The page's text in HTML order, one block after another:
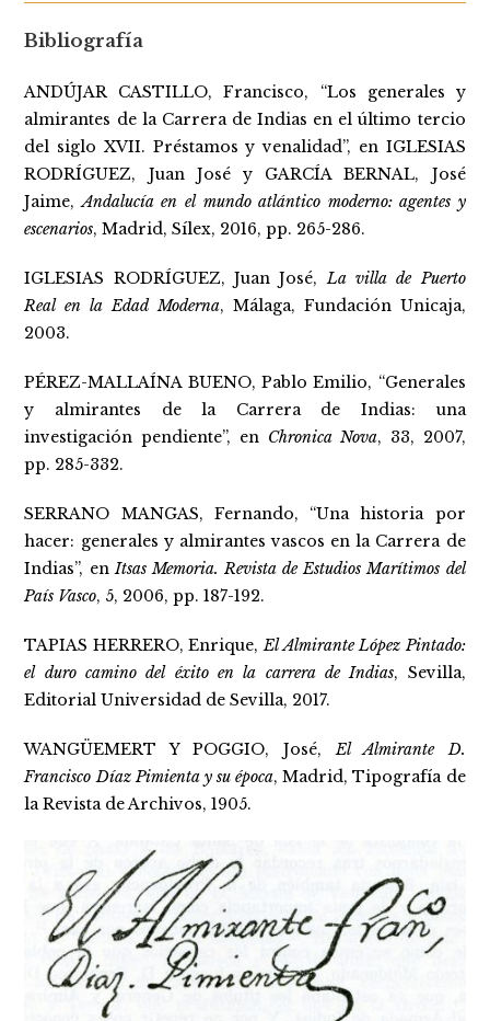
Bibliografía
ANDÚJAR CASTILLO, Francisco, “Los generales y
almirantes de la Carrera de Indias en el último tercio
del siglo XVII. Préstamos y venalidad”, en IGLESIAS
RODRÍGUEZ, Juan José y GARCÍA BERNAL, José
Jaime,Andalucía en el mundo atlántico moderno: agentes y
escenarios, Madrid, Sílex, 2016, pp. 265-286.
IGLESIAS RODRÍGUEZ, Juan José,La villa de Puerto
Real en la Edad Moderna, Málaga, Fundación Unicaja,
2003.
PÉREZ-MALLAÍNA BUENO, Pablo Emilio, “Generales
y almirantes de la Carrera de Indias: una
investigación pendiente”, en Chronica Nova, 33, 2007,
pp. 285-332.
SERRANO MANGAS, Fernando, “Una historia por
hacer: generales y almirantes vascos en la Carrera de
Indias”, enItsas Memoria. Revista de Estudios Marítimos del
País Vasco, 5, 2006, pp. 187-192.
TAPIAS HERRERO, Enrique,El Almirante López Pintado:
el duro camino del éxito en la carrera de Indias, Sevilla,
Editorial Universidad de Sevilla, 2017.
WANGÜEMERT Y POGGIO, José,El Almirante D.
Francisco Díaz Pimienta y su época, Madrid, Tipografía de
la Revista de Archivos, 1905.